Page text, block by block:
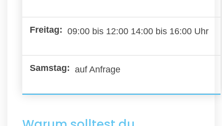
09:00 bis 12:00 14:00 bis 16:00 Uhr
auf Anfrage